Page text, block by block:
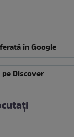
în Google
Discover